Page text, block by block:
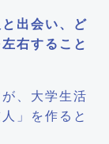
出会い、ど
右すること
、大学生活
」を作ると